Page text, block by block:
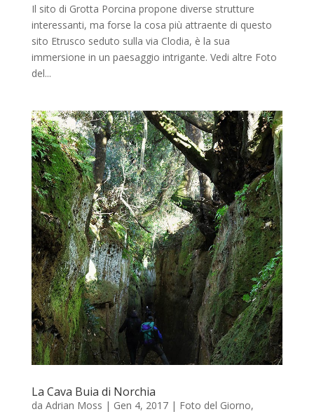
Il sito di Grotta Porcina propone diverse strutture
interessanti, ma forse la cosa più attraente di questo
sito Etrusco seduto sulla via Clodia, è la sua
immersione in un paesaggio intrigante. Vedi altre Foto
del...
La Cava Buia di Norchia
da Adrian Moss | Gen 4, 2017| Foto del Giorno,